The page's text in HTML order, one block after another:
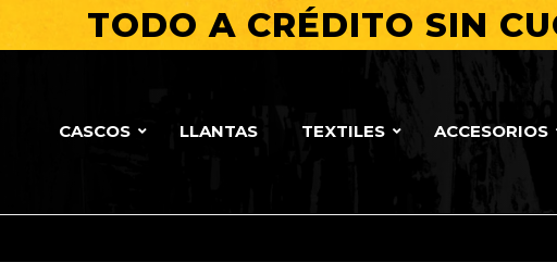
TODO A CRÉDITO SIN
CASCOS LLANTAS TEXTILES ACCESORIOS